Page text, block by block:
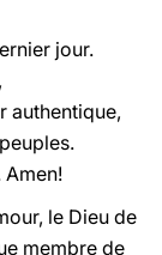
jour.
authentique,
le Dieu de
membre de